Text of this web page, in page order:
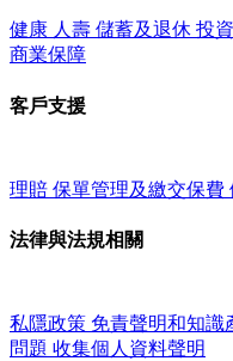
健康 人壽 儲蓄及退休 投資
商業保障
客戶支援
理賠 保單管理及繳交保費
法律與法規相關
私隱政策 免責聲明和知識
問題 收集個人資料聲明